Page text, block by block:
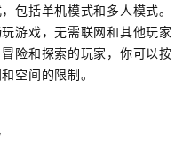
包括单机模式和多人模式。
游戏，无需联网和其他玩家
险和探索的玩家，你可以按
空间的限制。